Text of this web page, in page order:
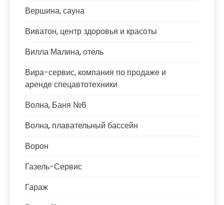
Вершина, сауна
Виватон, центр здоровья и красоты
Вилла Малина, отель
Вира-сервис, компания по продаже и
аренде спецавтотехники
Волна, Баня №6
Волна, плавательный бассейн
Ворон
Газель-Сервис
Гараж